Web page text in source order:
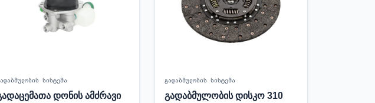
სისტემა
დონის ამძრავი
გადაბმულობის სისტემა
გადაბმულობის დისკო 310